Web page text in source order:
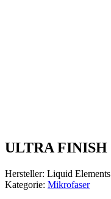
ULTRA FINISH
Hersteller: Liquid Elements
Kategorie: Mikrofaser